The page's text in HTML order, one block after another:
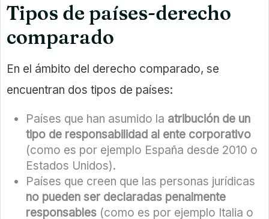
Tipos de países-derecho
comparado
En el ámbito del derecho comparado, se
encuentran dos tipos de países:
Países que han asumido la atribución de un
tipo de responsabilidad al ente corporativo
(como es por ejemplo España desde 2010 o
Estados Unidos).
Países que creen que las personas jurídicas
no pueden ser declaradas penalmente
responsables (como es por ejemplo Italia o